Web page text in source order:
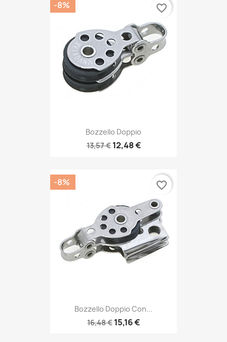
Bozzello Doppio
13,57 € 12,48 €
-8% favorite_border
Bozzello Doppio Con...
16,48 € 15,16 €
-8% favorite_border